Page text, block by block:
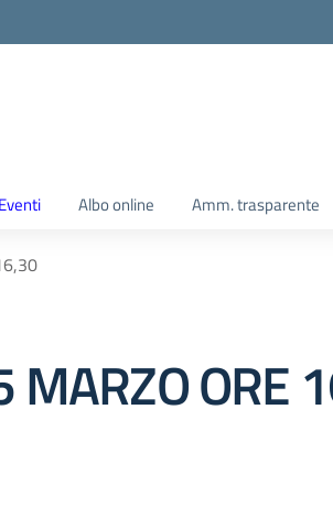
Eventi Albo online Amm. trasparente
MARZO ORE